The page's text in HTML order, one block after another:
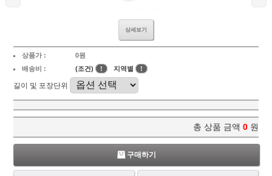
상세보기
상품가 :
0원
배송비 :
(조건) ! 지역별 !
길이 및 포장단위
총 상품 금액 0 원
구매하기